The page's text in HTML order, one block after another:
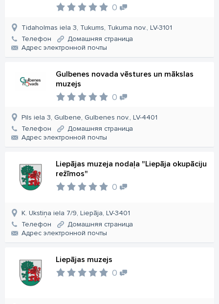
0
Tidaholmas iela 3, Tukums, Tukuma nov., LV-3101
Телефон
Домашняя страница
Aдрес электронной почты
Gulbenes novada vēstures un mākslas
muzejs
0
Pils iela 3, Gulbene, Gulbenes nov., LV-4401
Телефон
Домашняя страница
Aдрес электронной почты
Liepājas muzeja nodaļa "Liepāja okupāciju
režīmos"
0
K. Ukstiņa iela 7/9, Liepāja, LV-3401
Телефон
Домашняя страница
Aдрес электронной почты
Liepājas muzejs
0